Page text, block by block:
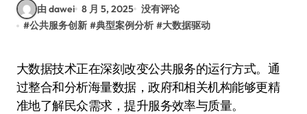
由 dawei 8 月 5, 2025 没有评论
#公共服务创新 #典型案例分析 #大数据驱动
大数据技术正在深刻改变公共服务的运行方式。通
过整合和分析海量数据，政府和相关机构能够更精
准地了解民众需求，提升服务效率与质量。